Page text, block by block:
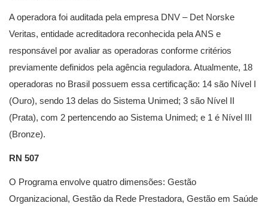
A operadora foi auditada pela empresa DNV – Det Norske
Veritas, entidade acreditadora reconhecida pela ANS e
responsável por avaliar as operadoras conforme critérios
previamente definidos pela agência reguladora. Atualmente, 18
operadoras no Brasil possuem essa certificação: 14 são Nível I
(Ouro), sendo 13 delas do Sistema Unimed; 3 são Nível II
(Prata), com 2 pertencendo ao Sistema Unimed; e 1 é Nível III
(Bronze).
RN 507
O Programa envolve quatro dimensões: Gestão
Organizacional, Gestão da Rede Prestadora, Gestão em Saúde